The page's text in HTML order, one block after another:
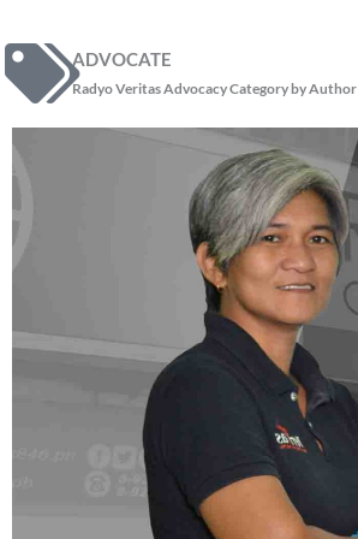
ADVOCATE
Radyo Veritas Advocacy Category by Author